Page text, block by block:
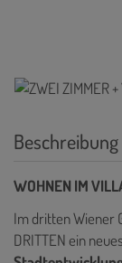
Beschreibung
WOHNEN IM
Im dritten Wiener
DRITTEN ein